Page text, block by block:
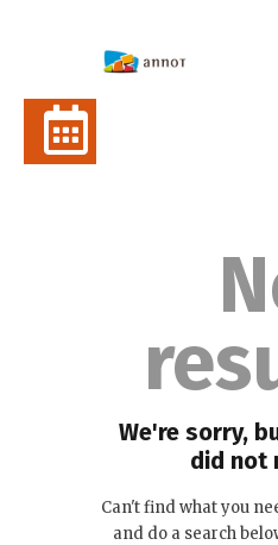
We're sorry,
did not
Can't find what you
and do a search